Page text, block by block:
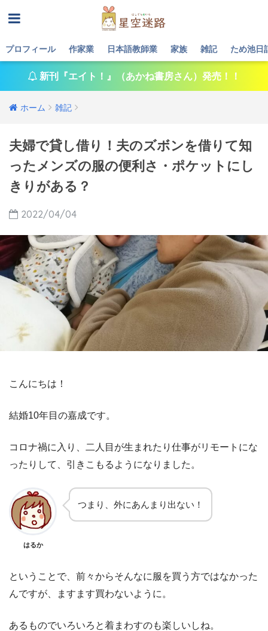
プロフィール 作家業 日本語教師業 家族 雑記 ため池日
新刊『エイト！』（あかね書房さん）発売！！
ホーム 雑記
夫婦で貸し借り！夫のズボンを借りて知
ったメンズの服の便利さ・ポケットにし
きりがある？
2022/04/04
こんにちは！
結婚10年目の嘉成です。
コロナ禍に入り、二人目が生まれたり仕事がリモートにな
ったりして、引きこもるようになりました。
はるか
つまり、外にあんまり出ない！
ということで、前々からそんなに服を買う方ではなかった
んですが、ますます買わないように。
あるものでいろいろと着まわすのも楽しいしね。